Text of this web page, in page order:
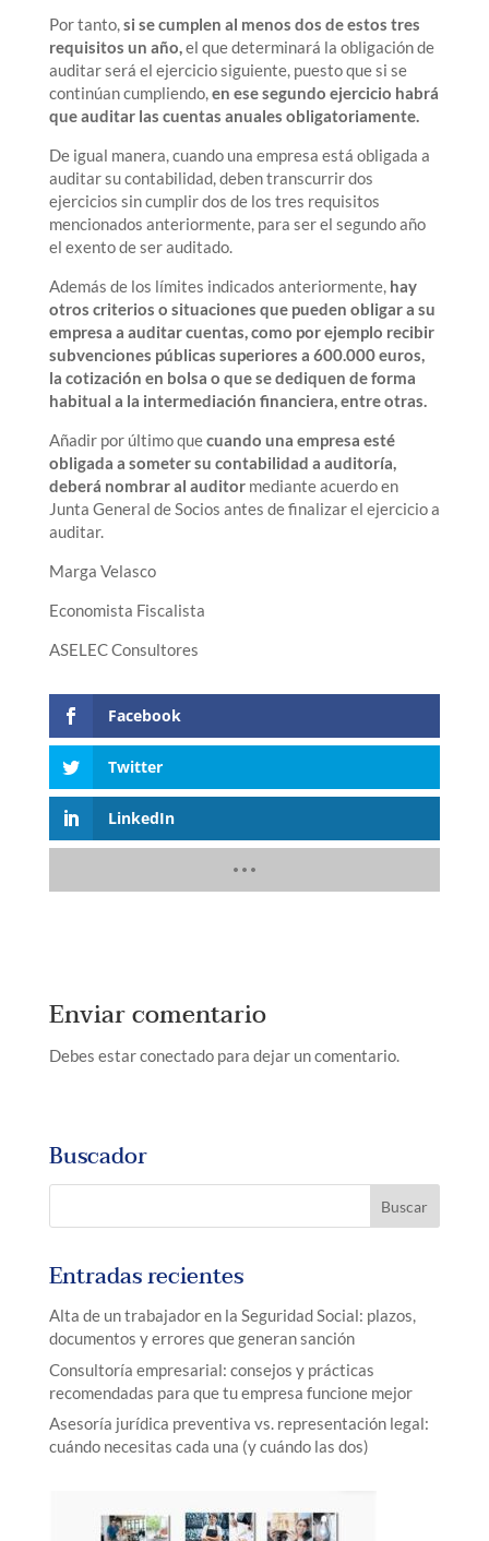
Por tanto,si se cumplen al menos dos de estos tres
requisitos un año,el que determinará la obligación de
auditar será el ejercicio siguiente, puesto que si se
continúan cumpliendo,en ese segundo ejercicio habrá
que auditar las cuentas anuales obligatoriamente.
De igual manera, cuando una empresa está obligada a
auditar su contabilidad, deben transcurrir dos
ejercicios sin cumplir dos de los tres requisitos
mencionados anteriormente, para ser el segundo año
el exento de ser auditado.
Además de los límites indicados anteriormente, hay
otros criterios o situaciones que pueden obligar a su
empresa a auditar cuentas, como por ejemplo recibir
subvenciones públicas superiores a 600.000 euros,
la cotización en bolsa o que se dediquen de forma
habitual a la intermediación financiera, entre otras.
Añadir por último quecuando una empresa esté
obligada a someter su contabilidad a auditoría,
deberá nombrar al auditormediante acuerdo en
Junta General de Socios antes de finalizar el ejercicio a
auditar.
Marga Velasco
Economista Fiscalista
ASELEC Consultores
Facebook
Twitter
LinkedIn
Enviar comentario
Debes estar conectado para dejar un comentario.
Buscador
Entradas recientes
Alta de un trabajador en la Seguridad Social: plazos,
documentos y errores que generan sanción
Consultoría empresarial: consejos y prácticas
recomendadas para que tu empresa funcione mejor
Asesoría jurídica preventiva vs. representación legal:
cuándo necesitas cada una (y cuándo las dos)